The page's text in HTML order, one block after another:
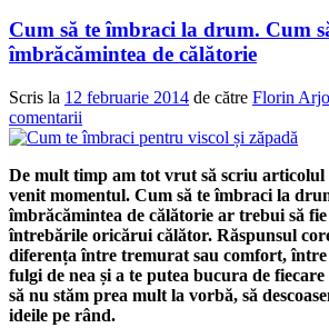
Cum să te îmbraci la drum. Cum
îmbrăcămintea de călătorie
Scris la 12 februarie 2014 de către Florin
comentarii
De mult timp am tot vrut să scriu articolul
venit momentul. Cum să te îmbraci la
îmbrăcămintea de călătorie ar trebui să
întrebările oricărui călător. Răspunsul
diferența între tremurat sau comfort,
fulgi de nea și a te putea bucura de
să nu stăm prea mult la vorbă, să
ideile pe rând.